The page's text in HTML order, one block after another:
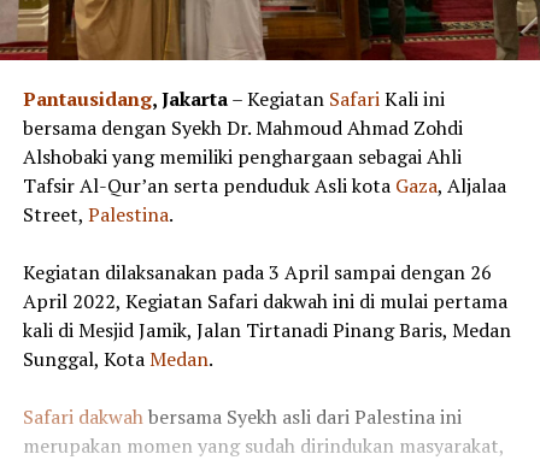
Pantausidang, Jakarta– Kegiatan SafariKali ini
bersama dengan Syekh Dr. Mahmoud Ahmad Zohdi
Alshobaki yang memiliki penghargaan sebagai Ahli
Tafsir Al-Qur’an serta penduduk Asli kota Gaza, Aljalaa
Street, Palestina.
Kegiatan dilaksanakan pada 3 April sampai dengan 26
April 2022, Kegiatan Safari dakwah ini di mulai pertama
kali di Mesjid Jamik, Jalan Tirtanadi Pinang Baris, Medan
Sunggal, KotaMedan.
Safari dakwahbersama Syekh asli dari Palestina ini
merupakan momen yang sudah dirindukan masyarakat,